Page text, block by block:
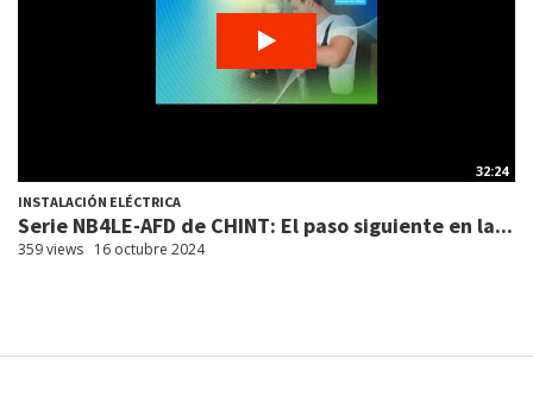
32:24
INSTALACIÓN ELÉCTRICA
Serie NB4LE-AFD de CHINT: El paso siguiente en la...
359 views 16 octubre 2024